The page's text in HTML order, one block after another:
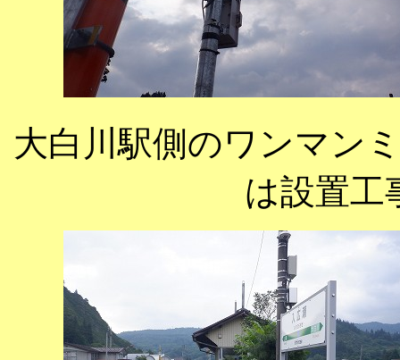
大白川駅側のワンマン
は設置工